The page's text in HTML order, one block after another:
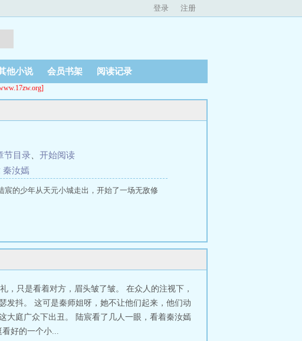
登录 注册
他小说 会员书架 阅读记录
节目录
开始阅读
秦汝嫣
的少年从天元小城走出，开始了一场无敌修
只是看着对方，眉头皱了皱。 在众人的注视下，
发抖。 这可是秦师姐呀，她不让他们起来，他们动
大庭广众下出丑。 陆宸看了几人一眼，看着秦汝嫣
看好的一个小...